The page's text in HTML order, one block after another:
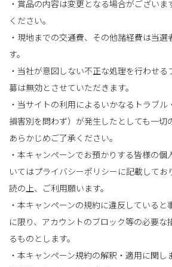
・賞品の内容は変更となる場合がございま
ください。
・現地までの交通費、その他諸経費は当選
す。
・当社が意図しない不正な処理を行わせ
募は無効とさせていただきます。
・当サイトの利用によるいかなるトラブ
損害別を問わず）が発生したとしても一切
あらかじめご了承ください。
・本キャンペーンでお預かりする皆様の個
いてはプライバシーポリシーに記載してお
読の上、ご利用願います。
・本キャンペーンの規約に違反している
に限り、アカウントのブロック等の必要な
るものとします。
・本キャンペーン規約の解釈・適用に関し